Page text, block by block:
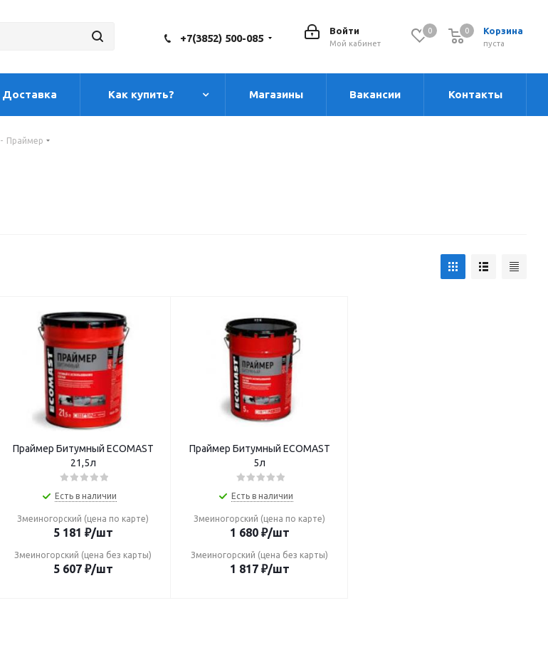
0 Корзина
0
пуста
0
Войти
Мой кабинет
+7(3852) 500-085
Доставка Как купить? Магазины Вакансии Контакты
- Праймер
Праймер Битумный ECOMAST
21,5л
Есть в наличии
Змеиногорский (цена по карте)
5 181 ₽/шт
Змеиногорский (цена без карты)
5 607₽/шт
Праймер Битумный ECOMAST
5л
Есть в наличии
Змеиногорский (цена по карте)
1 680₽/шт
Змеиногорский (цена без карты)
1 817₽/шт